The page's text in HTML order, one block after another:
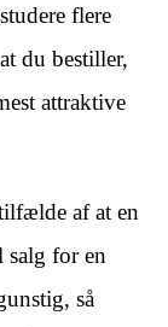
flere
du bestiller,
attraktive
af at en
salg for en
så